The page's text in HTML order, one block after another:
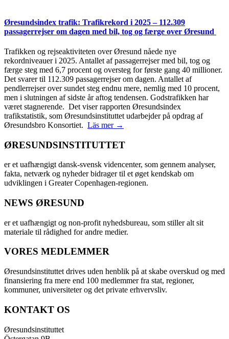
Øresundsindex trafik: Trafikrekord i 2025 – 112.309
passagerrejser om dagen med bil, tog og færge over Øresund
Trafikken og rejseaktiviteten over Øresund nåede nye
rekordniveauer i 2025. Antallet af passagerrejser med bil, tog og
færge steg med 6,7 procent og oversteg for første gang 40 millioner.
Det svarer til 112.309 passagerrejser om dagen. Antallet af
pendlerrejser over sundet steg endnu mere, nemlig med 10 procent,
men i slutningen af sidste år aftog tendensen. Godstrafikken har
været stagnerende. Det viser rapporten Øresundsindex
trafikstatistik, som Øresundsinstituttet udarbejder på opdrag af
Øresundsbro Konsortiet. Läs mer →
ØRESUNDSINSTITUTTET
er et uafhængigt dansk-svensk videncenter, som gennem analyser,
fakta, netværk og nyheder bidrager til et øget kendskab om
udviklingen i Greater Copenhagen-regionen.
NEWS ØRESUND
er et uafhængigt og non-profit nyhedsbureau, som stiller alt sit
materiale til rådighed for andre medier.
VORES MEDLEMMER
Øresundsinstituttet drives uden henblik på at skabe overskud og med
finansiering fra mere end 100 medlemmer fra stat, regioner,
kommuner, universiteter og det private erhvervsliv.
KONTAKT OS
Øresundsinstituttet